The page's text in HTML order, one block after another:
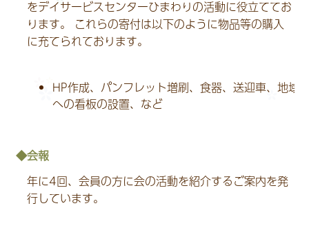
をデイサービスセンターひまわりの活動に役立ててお
ります。 これらの寄付は以下のように物品等の購入
に充てられております。
HP作成、パンフレット増刷、食器、送迎車、地域
への看板の設置、など
会報
年に4回、会員の方に会の活動を紹介するご案内を発
行しています。